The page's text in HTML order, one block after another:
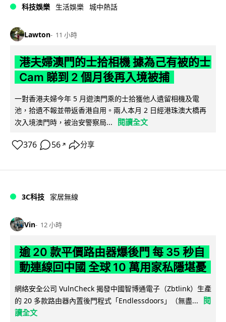
科技娛樂 生活娛樂 城中熱話
Lawton 11 小時
港夫婦澳門的士拾相機 據為己有被的士
Cam 睇到 2 個月後再入境被捕
一對香港夫婦今年 5 月遊澳門乘的士拾獲他人遺留相機及電
池，拾遺不報並帶返香港自用。兩人本月 2 日經港珠澳大橋再
次入境澳門時，被治安警察局...
閱讀全文
376 56 ↗ 分享
3C科技 家居無線
Vin 12 小時
逾 20 款平價路由器爆後門 每 35 秒自
動連線回中國 全球 10 萬用家私隱堪憂
網絡安全公司 VulnCheck 揭發中國智博通電子（Zbtlink）生產
的 20 多款路由器內置後門程式「Endlessdoors」（無盡...
閱
讀全文